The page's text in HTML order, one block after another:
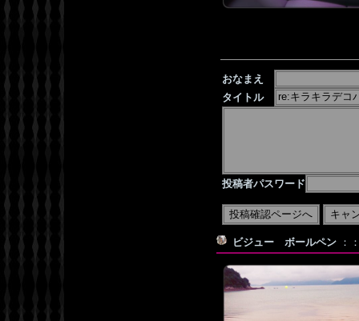
おなまえ
タイトル
投稿者パスワード
ビジュー ボールペン ：